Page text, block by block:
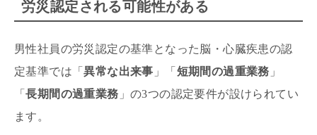
労災認定される可能性がある
男性社員の労災認定の基準となった脳・心臓疾患の認
定基準では「異常な出来事 」「 短期間の過重業務 」
「長期間の過重業務 」の3つの認定要件が設けられてい
ます。